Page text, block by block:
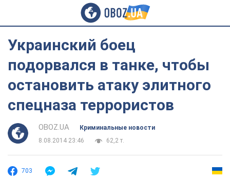
Украинский боец
подорвался в танке, чтобы
остановить атаку элитного
спецназа террористов
OBOZ.UA
Криминальные новости
8.08.2014 23:46
62,2 т.
703